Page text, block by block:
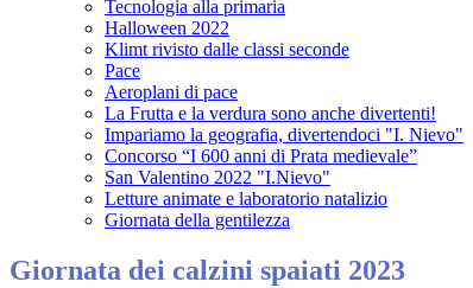
Tecnologia alla primaria
Halloween 2022
Klimt rivisto dalle classi seconde
Pace
Aeroplani di pace
La Frutta e la verdura sono anche divertenti!
Impariamo la geografia, divertendoci "I. Nievo"
Concorso “I 600 anni di Prata medievale”
San Valentino 2022 "I.Nievo"
Letture animate e laboratorio natalizio
Giornata della gentilezza
Giornata dei calzini spaiati 2023